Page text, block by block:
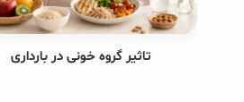
تاثیر گروه خونی در بارداری